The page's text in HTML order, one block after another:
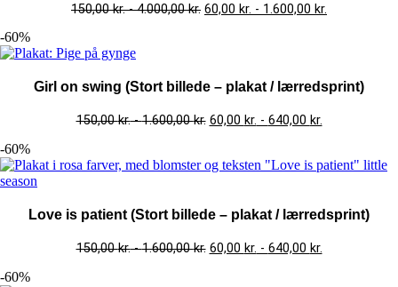
150,00kr.-4.000,00kr. 60,00 kr. - 1.600,00 kr.
-60%
Girl on swing (Stort billede – plakat / lærredsprint)
150,00kr.-1.600,00kr. 60,00 kr. - 640,00 kr.
-60%
Love is patient (Stort billede – plakat / lærredsprint)
150,00kr.-1.600,00kr. 60,00 kr. - 640,00 kr.
-60%